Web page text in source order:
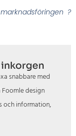
?
snabbare med
Foomle design
och information,